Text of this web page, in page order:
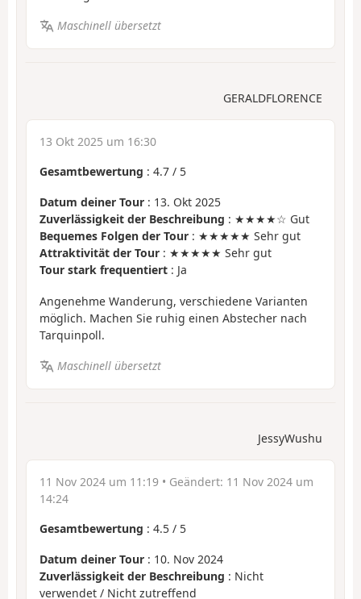
Maschinell übersetzt
GERALDFLORENCE
13 Okt 2025 um 16:30
Gesamtbewertung : 4.7 / 5
Datum deiner Tour : 13. Okt 2025
Zuverlässigkeit der Beschreibung : ★★★★☆ Gut
Bequemes Folgen der Tour : ★★★★★ Sehr gut
Attraktivität der Tour : ★★★★★ Sehr gut
Tour stark frequentiert : Ja
Angenehme Wanderung, verschiedene Varianten
möglich. Machen Sie ruhig einen Abstecher nach
Tarquinpoll.
Maschinell übersetzt
JessyWushu
11 Nov 2024 um 11:19 • Geändert: 11 Nov 2024 um
14:24
Gesamtbewertung : 4.5 / 5
Datum deiner Tour : 10. Nov 2024
Zuverlässigkeit der Beschreibung : Nicht
verwendet / Nicht zutreffend